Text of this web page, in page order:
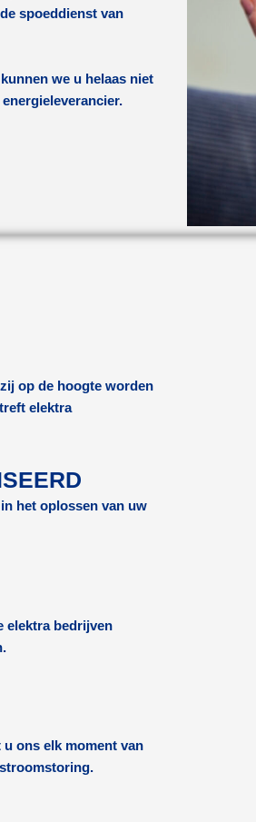
spoeddienst van
we u helaas niet
op de hoogte worden
elektra
het oplossen van uw
elektra bedrijven
ons elk moment van